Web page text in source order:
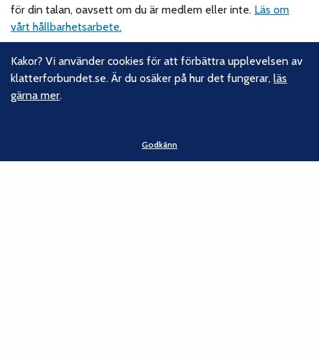
för din talan, oavsett om du är medlem eller inte. Läs om
vårt hållbarhetsarbete.
Följ oss
Facebook
Kakor? Vi använder cookies för att förbättra upplevelsen av
klatterforbundet.se. Är du osäker på hur det fungerar,läs
gärna mer.
Godkänn